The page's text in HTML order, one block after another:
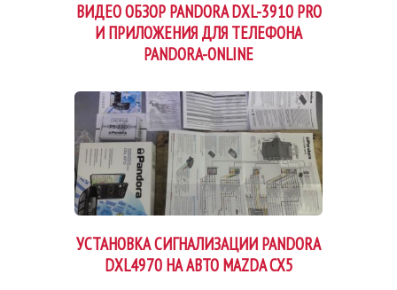
ВИДЕО ОБЗОР PANDORA DXL-3910 PRO
И ПРИЛОЖЕНИЯ ДЛЯ ТЕЛЕФОНА
PANDORA-ONLINE
УСТАНОВКА СИГНАЛИЗАЦИИ PANDORA
DXL4970 НА АВТО MAZDA CX5